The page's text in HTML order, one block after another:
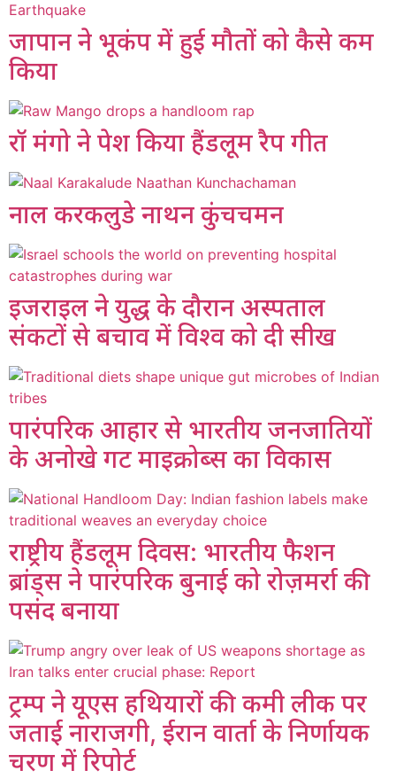
जापान ने भूकंप में हुई मौतों को कैसे कम
किया
रॉ मंगो ने पेश किया हैंडलूम रैप गीत
नाल करकलुडे नाथन कुंचचमन
इजराइल ने युद्ध के दौरान अस्पताल
संकटों से बचाव में विश्व को दी सीख
पारंपरिक आहार से भारतीय जनजातियों
के अनोखे गट माइक्रोब्स का विकास
राष्ट्रीय हैंडलूम दिवस: भारतीय फैशन
ब्रांड्स ने पारंपरिक बुनाई को रोज़मर्रा की
पसंद बनाया
ट्रम्प ने यूएस हथियारों की कमी लीक पर
जताई नाराजगी, ईरान वार्ता के निर्णायक
चरण में रिपोर्ट